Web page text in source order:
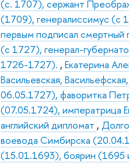
(с. 1707), сержант
(1709), генералиссимус (с
первым подписал
(с 1727), генерал-
1726-1727). ,Екатерина
Васильевская,
06.05.1727), фаворитка
(07.05.1724), императрица
английский дипломат ,
воевода Симбирска
(15.01.1693), боярин (1695